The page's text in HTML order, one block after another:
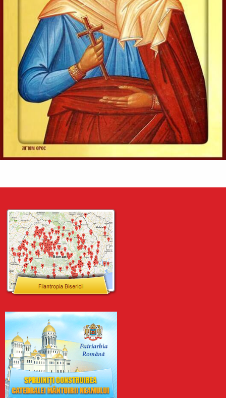
Evanghelia zilei
În vremea aceea s-au apropiat de Iisus saducheii, cei ce
zic că nu este înviere, și L-au întrebat, zicând:
Învățătorule, Moise a zis: «Dacă cineva moare neavând
copii, fratele...
Ev. Matei 22, 23-33
doxologia.ro
Preia articolele Doxologia în site-ul tău!